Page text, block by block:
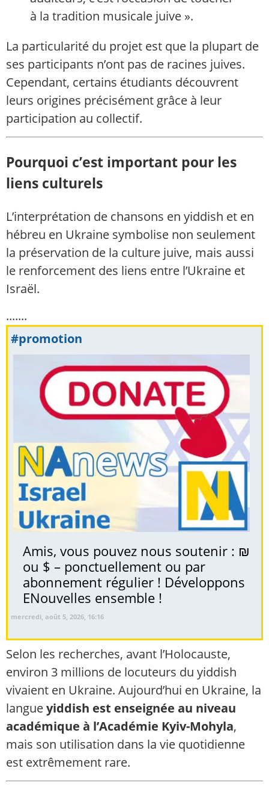
à la tradition musicale juive ».
La particularité du projet est que la plupart de
ses participants n’ont pas de racines juives.
Cependant, certains étudiants découvrent
leurs origines précisément grâce à leur
participation au collectif.
Pourquoi c’est important pour les
liens culturels
L’interprétation de chansons en yiddish et en
hébreu en Ukraine symbolise non seulement
la préservation de la culture juive, mais aussi
le renforcement des liens entre l’Ukraine et
Israël.
.......
#promotion
Amis, vous pouvez nous soutenir : ₪
ou $ – ponctuellement ou par
abonnement régulier ! Développons
ENouvelles ensemble !
mercredi, août 5, 2026, 16:16
Selon les recherches, avant l’Holocauste,
environ 3 millions de locuteurs du yiddish
vivaient en Ukraine. Aujourd’hui en Ukraine, la
langueyiddish est enseignée au niveau
académique à l’Académie Kyiv-Mohyla,
mais son utilisation dans la vie quotidienne
est extrêmement rare.